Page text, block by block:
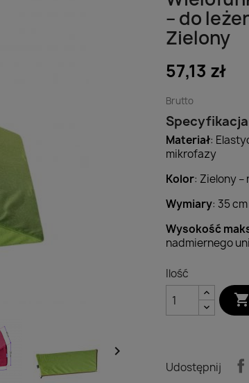

– do
Zielony
57,13 zł
Brutto
Materiał:
mikrofazy
Kolor: Zielony
Wymiary: 35
Wysokość
nadmiernego
Ilość

Udostępnij